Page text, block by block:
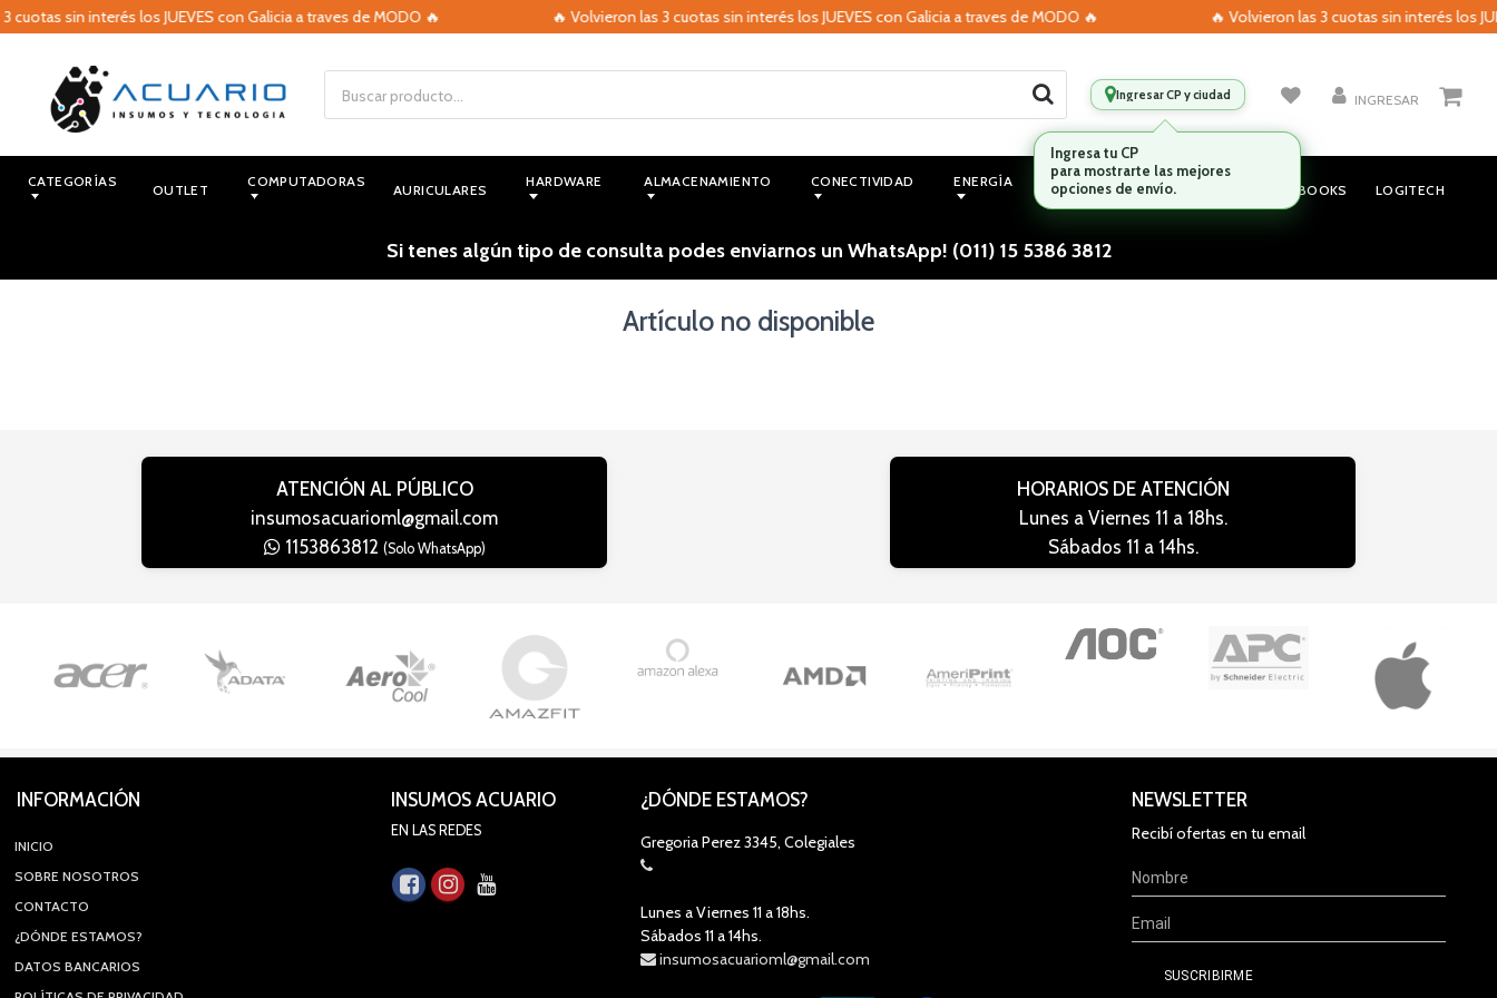
sin interés los JUEVES con Galicia a traves de MODO 🔥 🔥 Volvieron las 3 cuotas sin interés los JUEVES con Galicia a traves de MODO 🔥 🔥 Volvieron las 3 cuotas sin interés los
Ingresar CP y ciudad INGRESAR
CATEGORÍAS OUTLET COMPUTADORAS AURICULARES HARDWARE ALMACENAMIENTO CONECTIVIDAD ENERGÍA MONITORES AUDIO NOTEBOOKS LOGITECH
Si tenes algún tipo de consulta podes enviarnos un WhatsApp! (011) 15 5386 3812
Artículo no disponible
ATENCIÓN AL PÚBLICO
insumosacuarioml@gmail.com
1153863812 (Solo WhatsApp)
HORARIOS DE ATENCIÓN
Lunes a Viernes 11 a 18hs.
Sábados 11 a 14hs.
INFORMACIÓN
INICIO
SOBRE NOSOTROS
CONTACTO
¿DÓNDE ESTAMOS?
DATOS BANCARIOS
INSUMOS ACUARIO
EN LAS REDES
¿DÓNDE ESTAMOS?
Gregoria Perez 3345, Colegiales
Lunes a Viernes 11 a 18hs.
Sábados 11 a 14hs.
insumosacuarioml@gmail.com
NEWSLETTER
Recibí ofertas en tu email
Ingresa tu CP
para mostrarte las mejores
opciones de envío.